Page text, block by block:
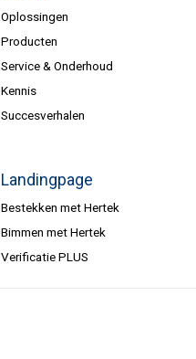
Oplossingen
Producten
Service & Onderhoud
Kennis
Succesverhalen
Landingpage
Bestekken met Hertek
Bimmen met Hertek
Verificatie PLUS